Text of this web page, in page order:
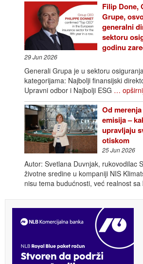
Filip Done,
Grupe,
generalni
sektoru
godinu
29 Jun 2026
Generali Grupa je u sektoru
kategorijama: Najbolji finansijski
Upravni odbor i Najbolji ESG …
Od
emisija –
upravljaju
otiskom
25 Jun 2026
Autor: Svetlana Duvnjak, rukovodilac
životne sredine u kompaniji NIS
nisu tema budućnosti, već realnost sa